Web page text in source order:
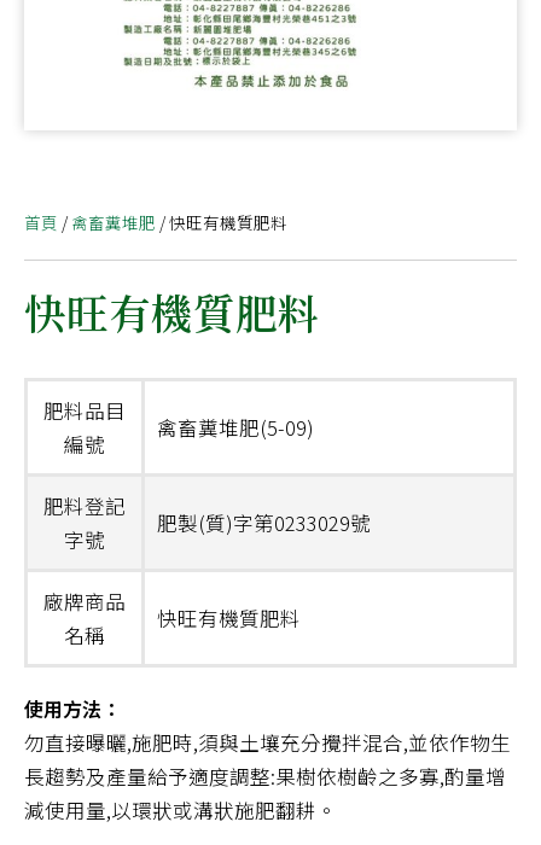
首頁 / 禽畜糞堆肥 / 快旺有機質肥料
快旺有機質肥料
肥料品目
編號
禽畜糞堆肥(5-09)
肥料登記
字號
肥製(質)字第0233029號
廠牌商品
名稱
快旺有機質肥料
使用方法：
勿直接曝曬,施肥時,須與土壤充分攪拌混合,並依作物生
長趨勢及產量給予適度調整:果樹依樹齡之多寡,酌量增
減使用量,以環狀或溝狀施肥翻耕。